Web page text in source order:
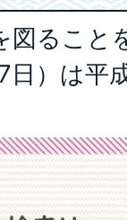
図ること
日）は平